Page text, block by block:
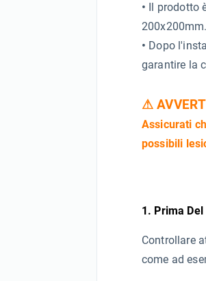
• Il prodotto
200x200mm.
• Dopo
garantire la
⚠
Assicurati
possibili
1. Prima
Controllare
come ad